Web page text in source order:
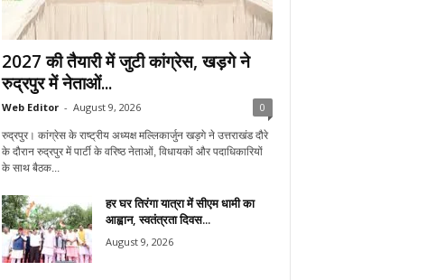
2027 की तैयारी में जुटी कांग्रेस, खड़गे ने
रुद्रपुर में नेताओं...
Web Editor - August 9, 2026 0
रुद्रपुर। कांग्रेस के राष्ट्रीय अध्यक्ष मल्लिकार्जुन खड़गे ने उत्तराखंड दौरे
के दौरान रुद्रपुर में पार्टी के वरिष्ठ नेताओं, विधायकों और पदाधिकारियों
के साथ बैठक...
हर घर तिरंगा यात्रा में सीएम धामी का
आह्वान, स्वतंत्रता दिवस...
August 9, 2026